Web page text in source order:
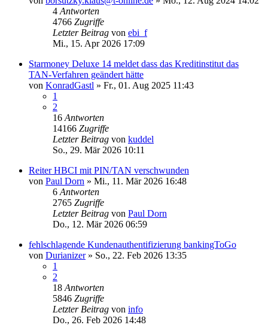
4 Antworten
4766 Zugriffe
Letzter Beitrag von ebi_f
Mi., 15. Apr 2026 17:09
Starmoney Deluxe 14 meldet dass das Kreditinstitut das
TAN-Verfahren geändert hätte
von KonradGastl » Fr., 01. Aug 2025 11:43
1
2
16 Antworten
14166 Zugriffe
Letzter Beitrag von kuddel
So., 29. Mär 2026 10:11
Reiter HBCI mit PIN/TAN verschwunden
von Paul Dorn » Mi., 11. Mär 2026 16:48
6 Antworten
2765 Zugriffe
Letzter Beitrag von Paul Dorn
Do., 12. Mär 2026 06:59
fehlschlagende Kundenauthentifizierung bankingToGo
von Durianizer» So., 22. Feb 2026 13:35
1
2
18 Antworten
5846 Zugriffe
Letzter Beitrag von info
Do., 26. Feb 2026 14:48